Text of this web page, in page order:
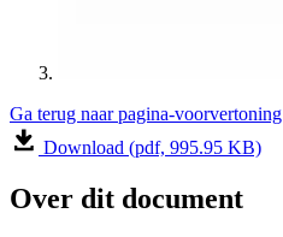
Ga terug naar pagina-voorvertoning
Download (pdf, 995.95 KB)
Over dit document